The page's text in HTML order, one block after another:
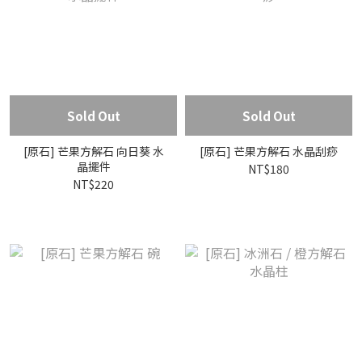
Sold Out
[原石] 芒果方解石 向日葵 水
晶擺件
NT$220
Sold Out
[原石] 芒果方解石 水晶刮痧
NT$180